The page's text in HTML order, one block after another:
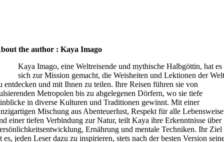
the author : Kaya Imago
Kaya Imago, eine Weltreisende und mythische Halbgöttin, hat es
sich zur Mission gemacht, die Weisheiten und Lektionen der
entdecken und mit Ihnen zu teilen. Ihre Reisen führen sie von
Metropolen bis zu abgelegenen Dörfern, wo sie tiefe
in diverse Kulturen und Traditionen gewinnt. Mit einer
Mischung aus Abenteuerlust, Respekt für alle
einer tiefen Verbindung zur Natur, teilt Kaya ihre Erkenntnisse über
Ernährung und mentale Techniken. Ihr Ziel
es, jeden Leser dazu zu inspirieren, stets nach der besten Version